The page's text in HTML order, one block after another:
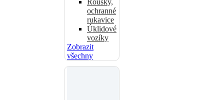
Roušky,
ochranné
rukavice
Úklidové
vozíky
Zobrazit
všechny